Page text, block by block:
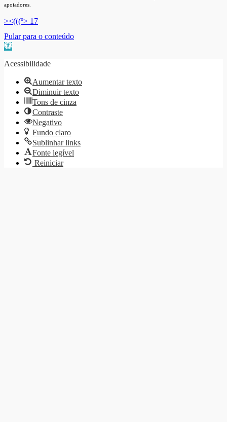
apoiadores.
><(((º> 17
Pular para o conteúdo
Barra de Ferramentas Aberta
Acessibilidade
Aumentar texto
Diminuir texto
Tons de cinza
Contraste
Negativo
Fundo claro
Sublinhar links
Fonte legível
Reiniciar